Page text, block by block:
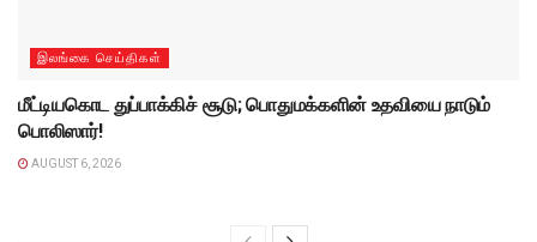
இலங்கை செய்திகள்
மீட்டியகொட துப்பாக்கிச் சூடு; பொதுமக்களின் உதவியை நாடும்
பொலிஸார்!
AUGUST 6, 2026